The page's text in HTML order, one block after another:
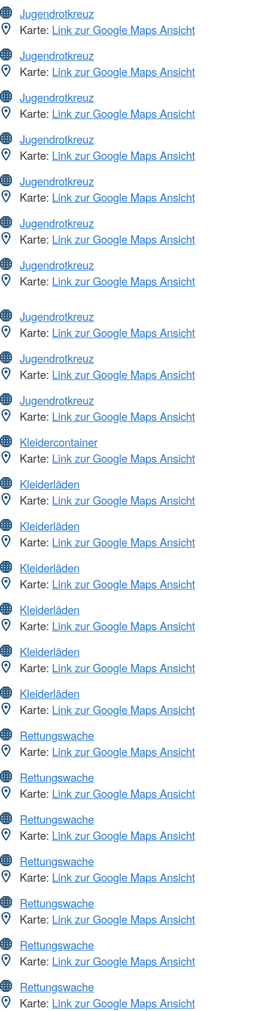
Jugendrotkreuz
Karte: Link zur Google Maps Ansicht
Jugendrotkreuz
Karte: Link zur Google Maps Ansicht
Jugendrotkreuz
Karte: Link zur Google Maps Ansicht
Jugendrotkreuz
Karte: Link zur Google Maps Ansicht
Jugendrotkreuz
Karte: Link zur Google Maps Ansicht
Jugendrotkreuz
Karte: Link zur Google Maps Ansicht
Jugendrotkreuz
Karte: Link zur Google Maps Ansicht
Jugendrotkreuz
Karte: Link zur Google Maps Ansicht
Jugendrotkreuz
Karte: Link zur Google Maps Ansicht
Jugendrotkreuz
Karte: Link zur Google Maps Ansicht
Kleidercontainer
Karte: Link zur Google Maps Ansicht
Kleiderläden
Karte: Link zur Google Maps Ansicht
Kleiderläden
Karte: Link zur Google Maps Ansicht
Kleiderläden
Karte: Link zur Google Maps Ansicht
Kleiderläden
Karte: Link zur Google Maps Ansicht
Kleiderläden
Karte: Link zur Google Maps Ansicht
Kleiderläden
Karte: Link zur Google Maps Ansicht
Rettungswache
Karte: Link zur Google Maps Ansicht
Rettungswache
Karte: Link zur Google Maps Ansicht
Rettungswache
Karte: Link zur Google Maps Ansicht
Rettungswache
Karte: Link zur Google Maps Ansicht
Rettungswache
Karte: Link zur Google Maps Ansicht
Rettungswache
Karte: Link zur Google Maps Ansicht
Rettungswache
Karte: Link zur Google Maps Ansicht